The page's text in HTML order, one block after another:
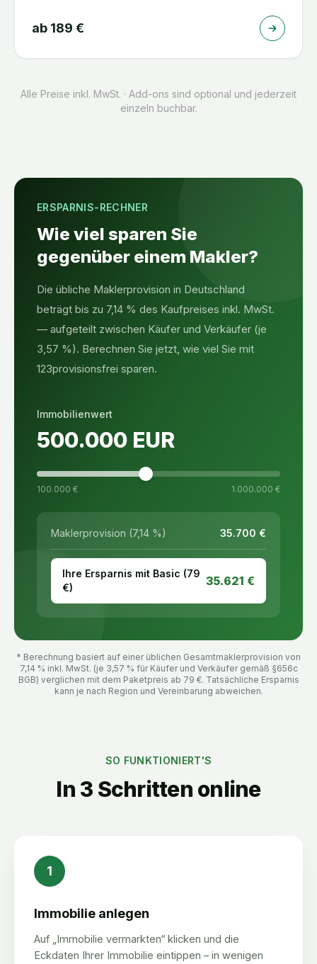
ab 189 €
Alle Preise inkl. MwSt. · Add-ons sind optional und jederzeit
einzeln buchbar.
ERSPARNIS-RECHNER
Wie viel sparen Sie
gegenüber einem Makler?
Die übliche Maklerprovision in Deutschland
beträgt bis zu 7,14 % des Kaufpreises inkl. MwSt.
— aufgeteilt zwischen Käufer und Verkäufer (je
3,57 %). Berechnen Sie jetzt, wie viel Sie mit
123provisionsfrei sparen.
Immobilienwert
500.000 EUR
100.000 € 1.000.000 €
Maklerprovision (7,14 %) 35.700 €
Ihre Ersparnis mit Basic (79
€)
35.621 €
* Berechnung basiert auf einer üblichen Gesamtmaklerprovision von
7,14 % inkl. MwSt. (je 3,57 % für Käufer und Verkäufer gemäß §656c
BGB) verglichen mit dem Paketpreis ab 79 €. Tatsächliche Ersparnis
kann je nach Region und Vereinbarung abweichen.
SO FUNKTIONIERT'S
In 3 Schritten online
1
Immobilie anlegen
Auf „Immobilie vermarkten“ klicken und die
Eckdaten Ihrer Immobilie eintippen – in wenigen